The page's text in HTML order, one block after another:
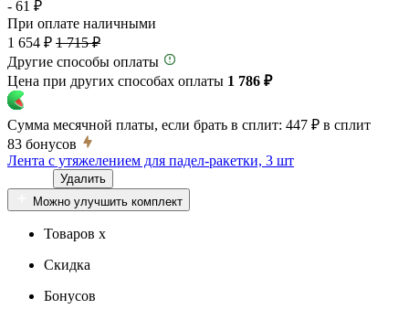
- 61 ₽
При оплате наличными
1 654 ₽ 1 715 ₽
Другие способы оплаты
Цена при других способах оплаты 1 786 ₽
Сумма месячной платы, если брать в сплит: 447 ₽ в сплит
83 бонусов
Лента с утяжелением для падел-ракетки, 3 шт
Удалить
Можно улучшить комплект
Товаров x
Скидка
Бонусов